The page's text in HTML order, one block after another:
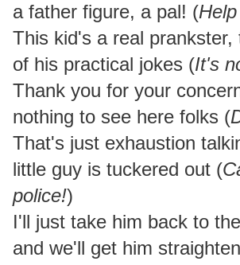
a father figure, a pal! (
This kid's a real prankster,
of his practical jokes (It's
Thank you for your
nothing to see here folks (
That's just exhaustion
little guy is tuckered out (
police!)
I'll just take him back to
and we'll get him